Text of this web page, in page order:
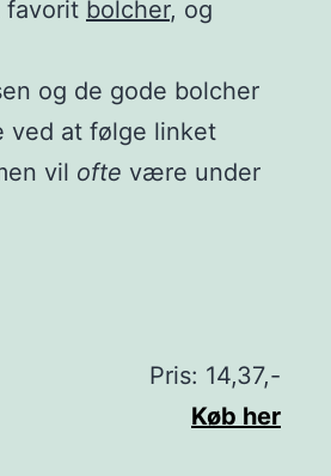
bolcher, og
og de gode bolcher
ved at følge linket
vil ofte være under
Pris: 14,37,-
Køb her